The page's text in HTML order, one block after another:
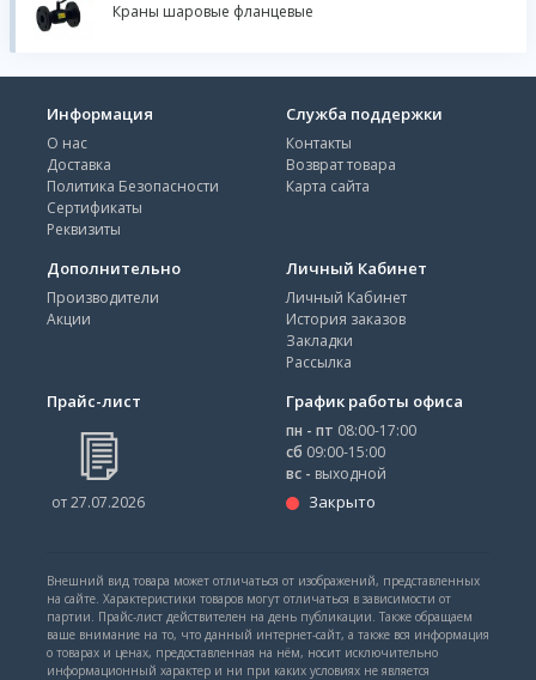
Краны шаровые фланцевые
Информация
О нас
Доставка
Политика Безопасности
Сертификаты
Реквизиты
Служба поддержки
Контакты
Возврат товара
Карта сайта
Дополнительно
Производители
Акции
Личный Кабинет
Личный Кабинет
История заказов
Закладки
Рассылка
Прайс-лист
от 27.07.2026
График работы офиса
пн - пт 08:00-17:00
сб 09:00-15:00
вс - выходной
Закрыто
Внешний вид товара может отличаться от изображений, представленных
на сайте. Характеристики товаров могут отличаться в зависимости от
партии. Прайс-лист действителен на день публикации. Также обращаем
ваше внимание на то, что данный интернет-сайт, а также вся информация
о товарах и ценах, предоставленная на нём, носит исключительно
информационный характер и ни при каких условиях не является